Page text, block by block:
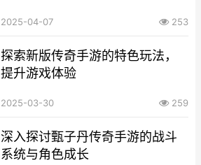
2025-04-07 253
探索新版传奇手游的特色玩法，
提升游戏体验
2025-03-30 259
深入探讨甄子丹传奇手游的战斗
系统与角色成长